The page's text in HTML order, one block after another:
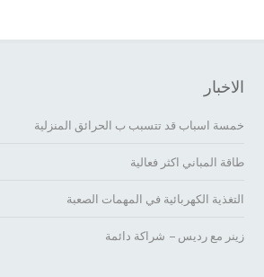
الاخبار
خمسة اسباب قد تتسبب ب الحرائق المنزلية
طاقة المباني اكثر فعالية
التغذية الكهربائية في المهمات الصعبة
زينر مع رديس – شراكة دائمة